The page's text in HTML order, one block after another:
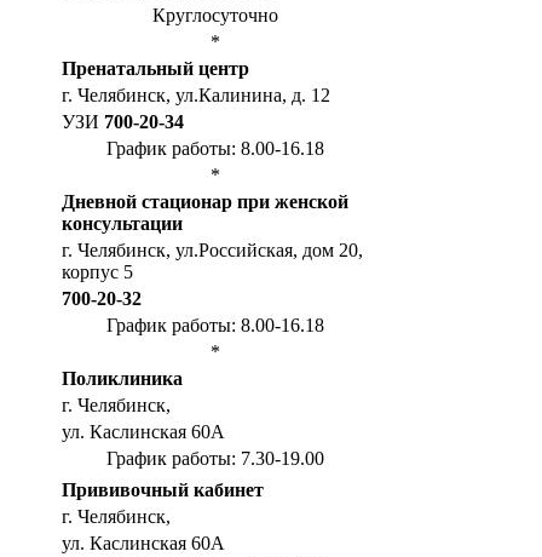
Круглосуточно
*
Пренатальный центр
г. Челябинск, ул.Калинина, д. 12
УЗИ 700-20-34
График работы: 8.00-16.18
*
Дневной стационар при женской
консультации
г. Челябинск, ул.Российская, дом 20,
корпус 5
700-20-32
График работы: 8.00-16.18
*
Поликлиника
г. Челябинск,
ул. Каслинская 60А
График работы: 7.30-19.00
Прививочный кабинет
г. Челябинск,
ул. Каслинская 60А